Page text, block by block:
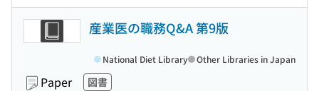
産業医の職務Q&A 第9版
Paper 図書
National Diet Library Other Libraries in Japan